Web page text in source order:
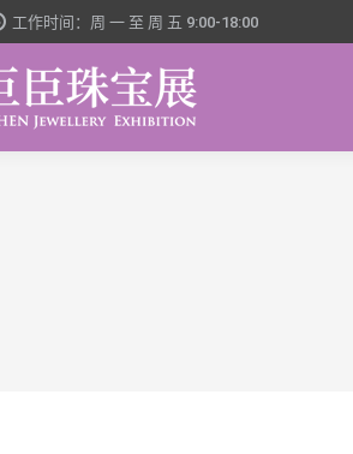
工作时间：周 一 至 周 五 9:00-18:00